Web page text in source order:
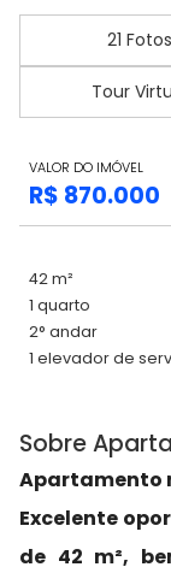
21 Fotos
Tour
VALOR DO IMÓVEL
R$ 870.000
42 m²
1 quarto
2° andar
1 elevador de
Sobre
Apartamento
Excelente
de 42 m²,